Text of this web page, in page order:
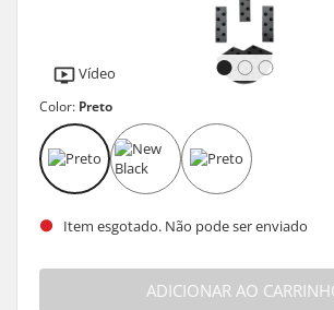
Vídeo
Color: Preto
Item esgotado. Não pode ser enviado
ADICIONAR AO